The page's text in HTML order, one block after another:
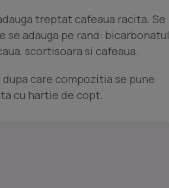
treptat cafeaua racita. Se
adauga pe rand: bicarbonatul
scortisoara si cafeaua.
care compozitia se pune
cu hartie de copt.